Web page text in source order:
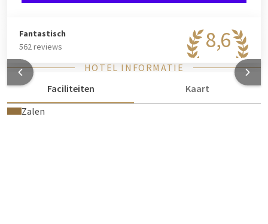
8,6
Fantastisch
562 reviews
HOTEL INFORMATIE
Faciliteiten
Kaart
Zalen